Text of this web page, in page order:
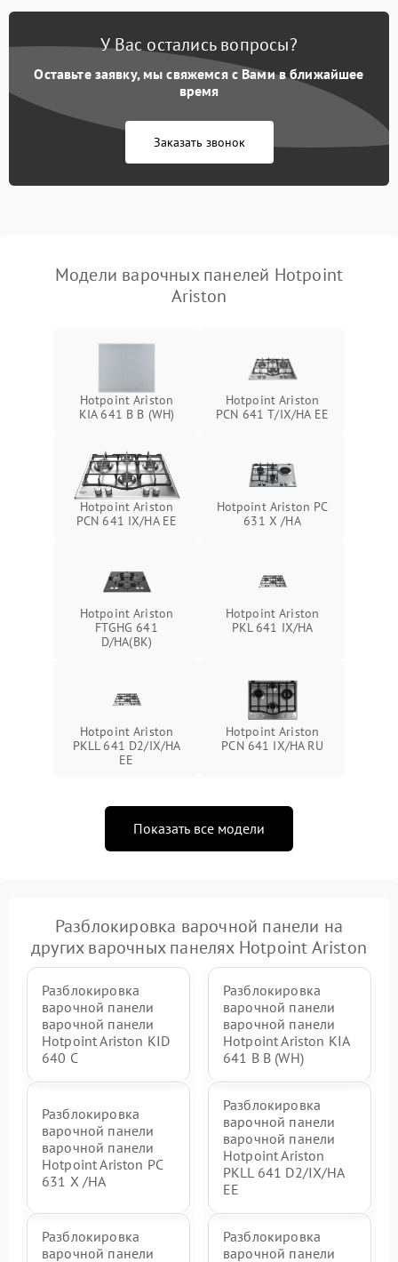
У Вас остались вопросы?
Оставьте заявку, мы свяжемся с Вами в ближайшее
время
Заказать звонок
Модели варочных панелей Hotpoint
Ariston
Hotpoint Ariston
KIA 641 B B (WH)
Hotpoint Ariston
PCN 641 T/IX/HA EE
Hotpoint Ariston
PCN 641 IX/HA EE
Hotpoint Ariston PC
631 X /HA
Hotpoint Ariston
FTGHG 641
D/HA(BK)
Hotpoint Ariston
PKL 641 IX/HA
Hotpoint Ariston
PKLL 641 D2/IX/HA
EE
Hotpoint Ariston
PCN 641 IX/HA RU
Показать все модели
Разблокировка варочной панели на
других варочных панелях Hotpoint Ariston
Разблокировка
варочной панели
варочной панели
Hotpoint Ariston KID
640 C
Разблокировка
варочной панели
варочной панели
Hotpoint Ariston KIA
641 B B (WH)
Разблокировка
варочной панели
варочной панели
Hotpoint Ariston PC
631 X /HA
Разблокировка
варочной панели
варочной панели
Hotpoint Ariston
PKLL 641 D2/IX/HA
EE
Разблокировка
варочной панели
Разблокировка
варочной панели